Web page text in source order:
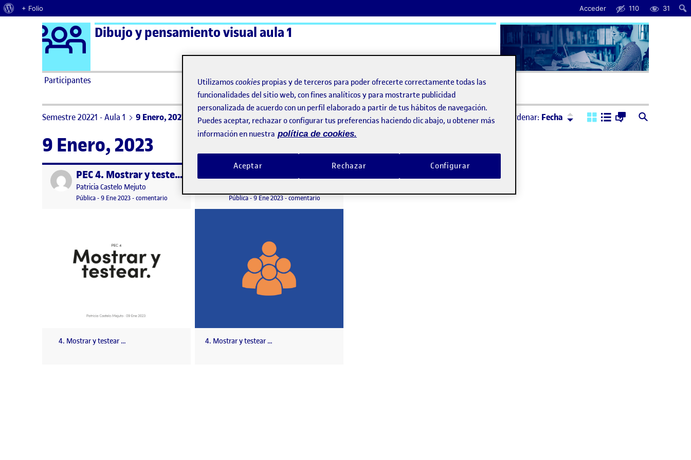
Acerca de WordPress
+ Folio Acceder 110 31
Saltar al contenido Logo Ágora
Dibujo y pensamiento visual aula 1
Participantes ActiFolios Ayuda
Semestre 20221 - Aula 1 9 Enero, 2023 Ordenar: Fecha Ordenar:Descendente
9 Enero, 2023
Publicado por PEC 4. Mostrar y testear.
Publicado por
Patricia Castelo Mejuto
Visibilidad:
Pública-Fecha de publicación
9 Ene 20239 enero, 2023 10:06 pm
-comentario en PEC 4. Mostrar y testear.
4. Mostrar y testear …
4. Mostrar y testear
Visibilidad:
Pública-Fecha de publicación
9 Ene 2023-comentarioen 4. Mostrar y testear
4. Mostrar y testear …
Utilizamos cookies propias y de terceros para poder ofrecerte correctamente todas las
funcionalidades del sitio web, con fines analíticos y para mostrarte publicidad
personalizada de acuerdo con un perfil elaborado a partir de tus hábitos de navegación.
Puedes aceptar, rechazar o configurar tus preferencias haciendo clic abajo, u obtener más
información en nuestra política de cookies.
Rechazar
Aceptar Configurar